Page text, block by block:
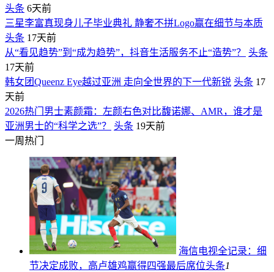
头条 6天前
三星李富真现身儿子毕业典礼 静奢不拼Logo赢在细节与本质
头条 17天前
从“看见趋势”到“成为趋势”，抖音生活服务不止“造势”？
头条
17天前
韩女团Queenz Eye越过亚洲 走向全世界的下一代新锐 头条 17
天前
2026热门男士素颜霜：左颜右色对比馥诺娜、AMR，谁才是
亚洲男士的“科学之选”？
头条 19天前
一周热门
海信电视全记录：细
节决定成败，高卢雄鸡赢得四强最后席位头条1